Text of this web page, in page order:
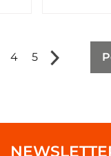
4 5